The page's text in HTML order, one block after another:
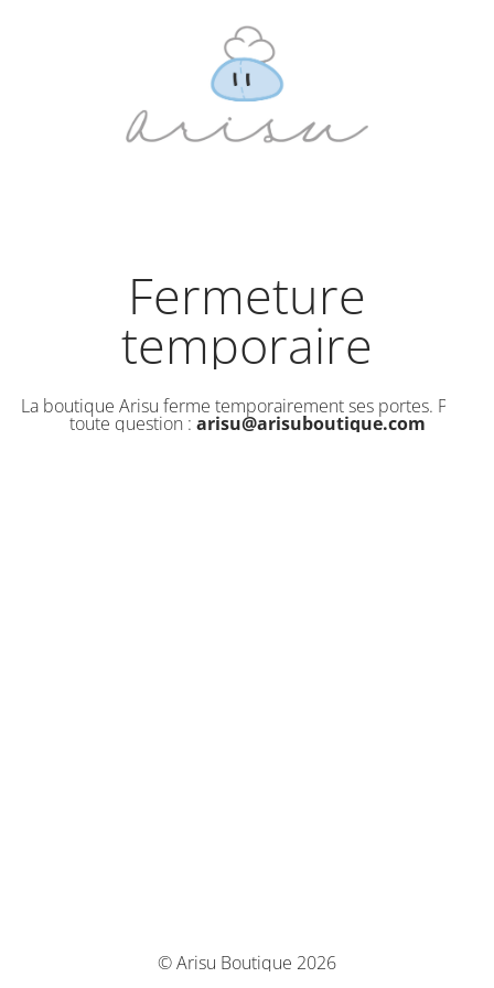
Fermeture
temporaire
La boutique Arisu ferme temporairement ses portes. Pour
toute question : arisu@arisuboutique.com
© Arisu Boutique 2026